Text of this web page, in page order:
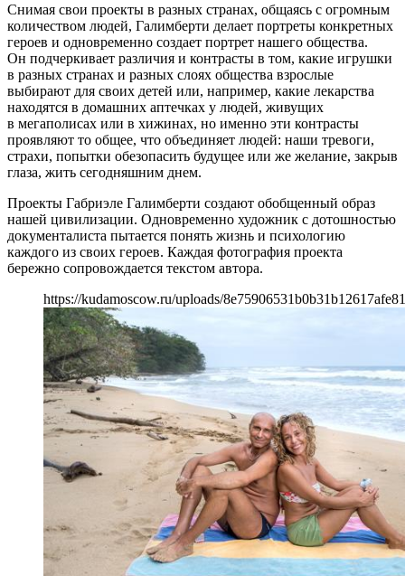
Снимая свои проекты в разных странах, общаясь с огромным
количеством людей, Галимберти делает портреты конкретных
героев и одновременно создает портрет нашего общества.
Он подчеркивает различия и контрасты в том, какие игрушки
в разных странах и разных слоях общества взрослые
выбирают для своих детей или, например, какие лекарства
находятся в домашних аптечках у людей, живущих
в мегаполисах или в хижинах, но именно эти контрасты
проявляют то общее, что объединяет людей: наши тревоги,
страхи, попытки обезопасить будущее или же желание, закрыв
глаза, жить сегодняшним днем.
Проекты Габриэле Галимберти создают обобщенный образ
нашей цивилизации. Одновременно художник с дотошностью
документалиста пытается понять жизнь и психологию
каждого из своих героев. Каждая фотография проекта
бережно сопровождается текстом автора.
https://kudamoscow.ru/uploads/